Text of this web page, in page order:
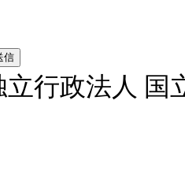
立行政法人 国